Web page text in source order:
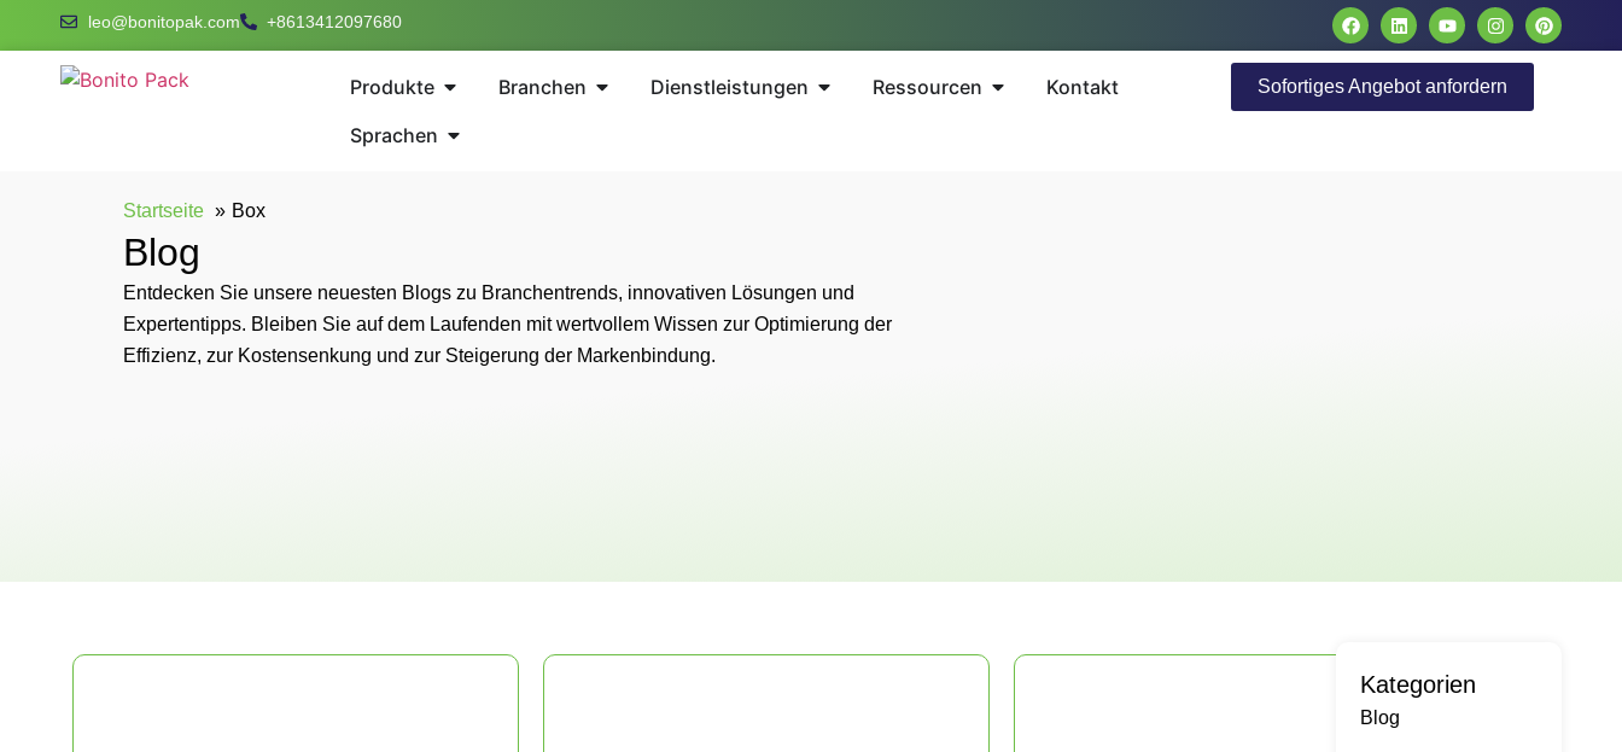
leo@bonitopak.com +8613412097680
Produkte Branchen Dienstleistungen Ressourcen
Kontakt
Sprachen
Sofortiges Angebot anfordern
Startseite Box
Blog
Entdecken Sie unsere neuesten Blogs zu Branchentrends, innovativen Lösungen und
Expertentipps. Bleiben Sie auf dem Laufenden mit wertvollem Wissen zur Optimierung der
Effizienz, zur Kostensenkung und zur Steigerung der Markenbindung.
Kategorien
Blog